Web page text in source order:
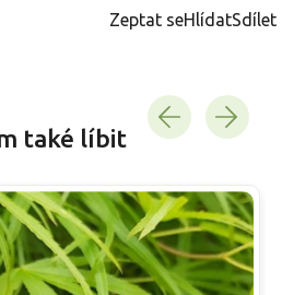
Zeptat seHlídatSdílet
také líbit